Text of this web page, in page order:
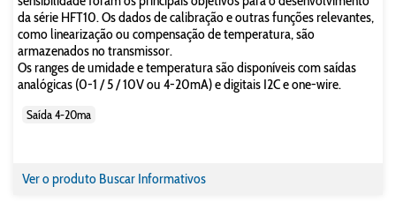
da série HFT10. Os dados de calibração e outras funções relevantes,
como linearização ou compensação de temperatura, são
armazenados no transmissor.
Os ranges de umidade e temperatura são disponíveis com saídas
analógicas (0-1 / 5 / 10V ou 4-20mA) e digitais I2C e one-wire.
Saída 4-20ma
Ver o produto Buscar Informativos